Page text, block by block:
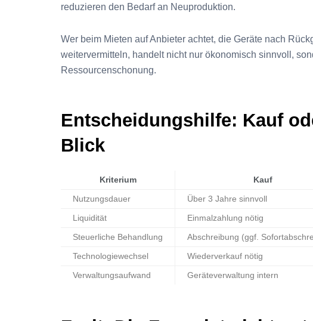
reduzieren den Bedarf an Neuproduktion.
Wer beim Mieten auf Anbieter achtet, die Geräte nach
weitervermitteln, handelt nicht nur ökonomisch sinnvoll,
Ressourcenschonung.
Entscheidungshilfe: Kauf
Blick
Kriterium Kauf
Nutzungsdauer Über 3 Jahre sinnvoll
Liquidität Einmalzahlung nötig
Steuerliche Behandlung Abschreibung (ggf.
Technologiewechsel Wiederverkauf nötig
Verwaltungsaufwand Geräteverwaltung intern